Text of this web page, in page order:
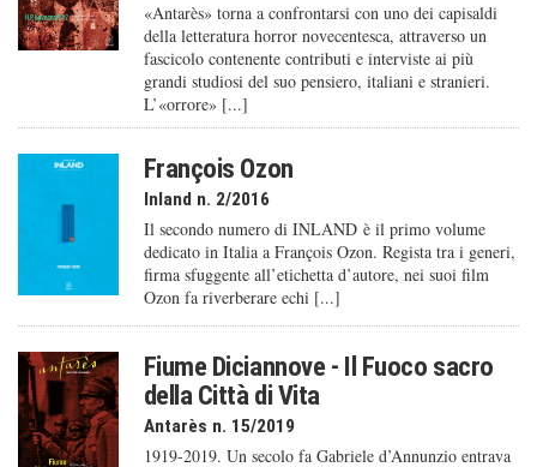
«Antarès» torna a confrontarsi con uno dei capisaldi
della letteratura horror novecentesca, attraverso un
fascicolo contenente contributi e interviste ai più
grandi studiosi del suo pensiero, italiani e stranieri.
L’«orrore» [...]
François Ozon
Inland n. 2/2016
Il secondo numero di INLAND è il primo volume
dedicato in Italia a François Ozon. Regista tra i generi,
firma sfuggente all’etichetta d’autore, nei suoi film
Ozon fa riverberare echi [...]
Fiume Diciannove - Il Fuoco sacro
della Città di Vita
Antarès n. 15/2019
1919-2019. Un secolo fa Gabriele d’Annunzio entrava